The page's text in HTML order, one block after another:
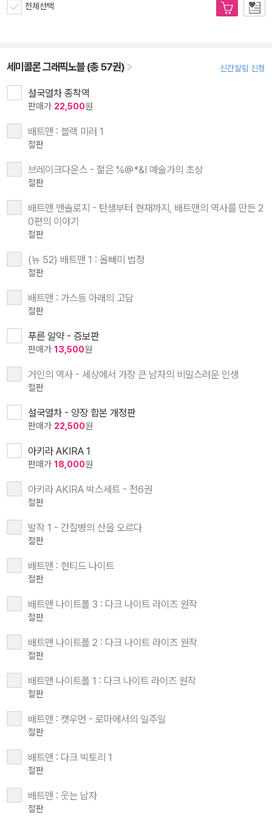
전체선택
세미콜론 그래픽노블 (총 57권) 신간알림 신청
설국열차 종착역
판매가 22,500원
배트맨 : 블랙 미러 1
절판
브레이크다운스 - 젊은 %@*&! 예술가의 초상
절판
배트맨 앤솔로지 - 탄생부터 현재까지, 배트맨의 역사를 만든 2
0편의 이야기
절판
(뉴 52) 배트맨 1 : 올빼미 법정
절판
배트맨 : 가스등 아래의 고담
절판
푸른 알약 - 증보판
판매가 13,500원
거인의 역사 - 세상에서 가장 큰 남자의 비밀스러운 인생
절판
설국열차 - 양장 합본 개정판
판매가 22,500원
아키라 AKIRA 1
판매가 18,000원
아키라 AKIRA 박스세트 - 전6권
절판
발작 1 - 간질병의 산을 오르다
절판
배트맨 : 헌티드 나이트
절판
배트맨 나이트폴 3 : 다크 나이트 라이즈 원작
절판
배트맨 나이트폴 2 : 다크 나이트 라이즈 원작
절판
배트맨 나이트폴 1 : 다크 나이트 라이즈 원작
절판
배트맨 : 캣우먼 - 로마에서의 일주일
절판
배트맨 : 다크 빅토리 1
절판
배트맨 : 웃는 남자
절판